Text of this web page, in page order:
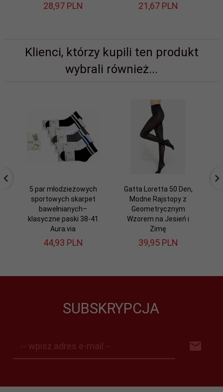
28,97 PLN 21,67 PLN
Klienci, którzy kupili ten produkt
wybrali również...
5 par młodzieżowych
sportowych skarpet
bawełnianych–
klasyczne paski 38-41
Aura.via
44,93 PLN
Gatta Loretta 50 Den,
Modne Rajstopy z
Geometrycznym
Wzorem na Jesień i
Zimę
39,95 PLN
SUBSKRYPCJA
-- wpisz adres e-mail --